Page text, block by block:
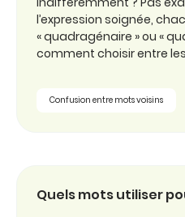
l’expression soignée,
« quadragénaire » ou «
comment choisir entre
Confusion entre mots voisins
Quels mots utiliser